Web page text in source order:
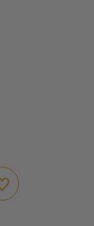
Ajouter aux favoris
Supprimer des